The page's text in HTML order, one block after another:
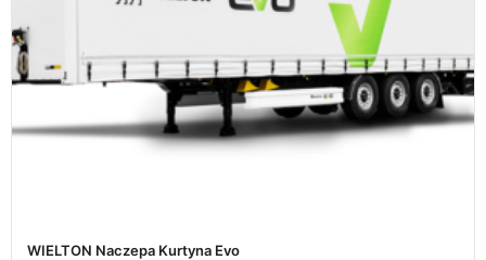
WIELTON Naczepa Kurtyna Evo